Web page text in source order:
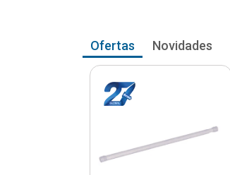
Ofertas Novidades